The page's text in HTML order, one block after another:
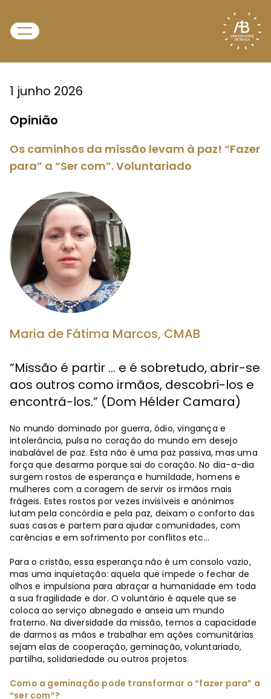
1 junho 2026
Opinião
Os caminhos da missão levam à paz! “Fazer
para” a “Ser com”. Voluntariado
Maria de Fátima Marcos, CMAB
“Missão é partir … e é sobretudo, abrir-se
aos outros como irmãos, descobri-los e
encontrá-los.” (Dom Hélder Camara)
No mundo dominado por guerra, ódio, vingança e
intolerância, pulsa no coração do mundo em desejo
inabalável de paz. Esta não é uma paz passiva, mas uma
força que desarma porque sai do coração. No dia-a-dia
surgem rostos de esperança e humildade, homens e
mulheres com a coragem de servir os irmãos mais
frágeis. Estes rostos por vezes invisíveis e anónimos
lutam pela concórdia e pela paz, deixam o conforto das
suas casas e partem para ajudar comunidades, com
carências e em sofrimento por conflitos etc…
Para o cristão, essa esperança não é um consolo vazio,
mas uma inquietação: aquela que impede o fechar de
olhos e impulsiona para abraçar a humanidade em toda
a sua fragilidade e dor. O voluntário é aquele que se
coloca ao serviço abnegado e anseia um mundo
fraterno. Na diversidade da missão, temos a capacidade
de darmos as mãos e trabalhar em ações comunitárias
sejam elas de cooperação, geminação, voluntariado,
partilha, solidariedade ou outros projetos.
Como a geminação pode transformar o “fazer para” a
“ser com”?